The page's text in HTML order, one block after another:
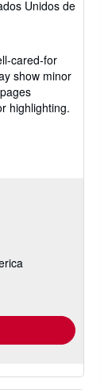
Unidos de
cared-for
show minor
highlighting.